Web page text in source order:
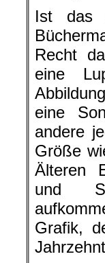
Ist das
Recht
eine
eine
andere
Größe
Älteren
und
Grafik,